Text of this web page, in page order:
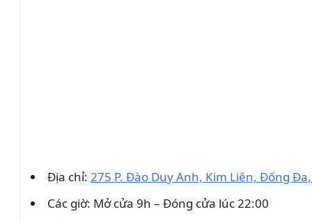
Địa chỉ: 275 P. Đào Duy Anh, Kim Liên, Đống
Các giờ: Mở cửa 9h – Đóng cửa lúc 22:00